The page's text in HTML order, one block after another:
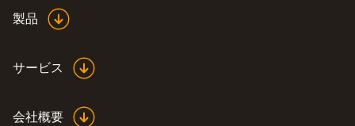
製品
サービス
会社概要